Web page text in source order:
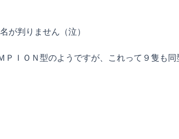
が判りません（泣）
ＩＯＮ型のようですが、これって９隻も同